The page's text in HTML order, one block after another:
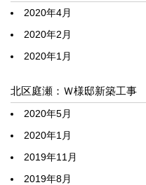
2020年4月
2020年2月
2020年1月
北区庭瀬：Ｗ様邸新築工事
2020年5月
2020年1月
2019年11月
2019年8月